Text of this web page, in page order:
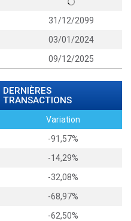
31/12/2099
03/01/2024
09/12/2025
DERNIÈRES
TRANSACTIONS
Variation
-91,57%
-14,29%
-32,08%
-68,97%
-62,50%